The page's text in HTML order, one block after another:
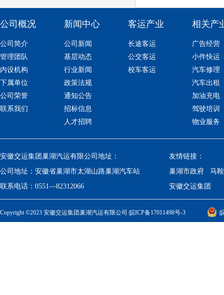
公司概况
公司简介
管理团队
内设机构
下属单位
公司荣誉
联系我们
新闻中心
公司新闻
基层动态
行业新闻
政策法规
通知公告
招标信息
人才招聘
客运产业
长途客运
公交客运
校车客运
相关产
广告经营
小件快运
汽车修理
汽车出租
加油充电
驾驶培训
物业服务
安徽交运集团巢湖汽运有限公司地址：
公司地址： 安徽省巢湖市太湖山路巢湖汽车站
联系电话： 0551—82312066
友情链接：
巢湖市政府
马
安徽交运集团
Copyright ©2023 安徽交运集团巢湖汽运有限公司 皖ICP备17011498号-3